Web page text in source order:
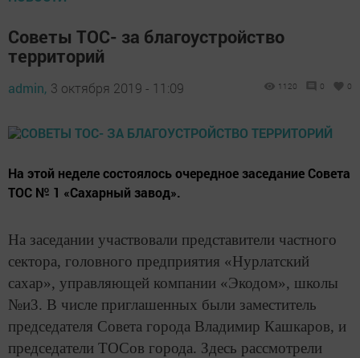
Советы ТОС- за благоустройство
территорий
admin, 3 октября 2019 - 11:09 1120 0 0
На этой неделе состоялось очередное заседание Совета
ТОС № 1 «Сахарный завод».
На заседании участвовали представители частного
сектора, головного предприятия «Нурлатский
сахар», управляющей компании «Экодом», школы
№и3. В числе приглашенных были заместитель
председателя Совета города Владимир Кашкаров, и
председатели ТОСов города. Здесь рассмотрели